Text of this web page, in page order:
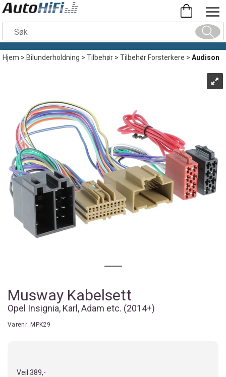
Hjem>Bilunderholdning>Tilbehør>Tilbehør Forsterkere>Audison
Musway Kabelsett
Opel Insignia, Karl, Adam etc. (2014+)
Varenr: MPK29
Veil. 389,-